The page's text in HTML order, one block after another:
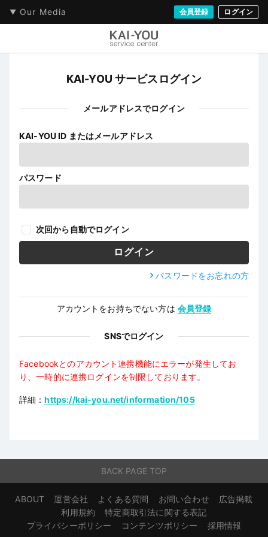
Our Media 会員登録 ログイン
KAI-YOU サービスログイン
メールアドレスでログイン
KAI-YOU ID またはメールアドレス
パスワード
次回から自動でログイン
パスワードをお忘れの方
アカウントをお持ちでない方は 会員登録
SNSでログイン
Facebookとのアカウント連携機能にエラーが発生してお
り、一時的に連携ログインを制限しております。
詳細：https://kai-you.net/information/105
BACK PAGE TOP
ABOUT 運営会社 よくある質問 お問い合わせ
広告掲載
利用規約
特定商取引法に関する表記
プライバシーポリシー
コンテンツポリシー 採用情報